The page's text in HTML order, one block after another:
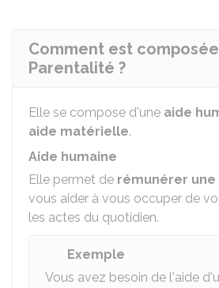
Comment est
Parentalité ?
Elle se compose d'une aide
aide matérielle.
Aide humaine
Elle permet de rémunérer
vous aider à vous occuper de
les actes du quotidien.
Exemple
Vous avez besoin de l'aide